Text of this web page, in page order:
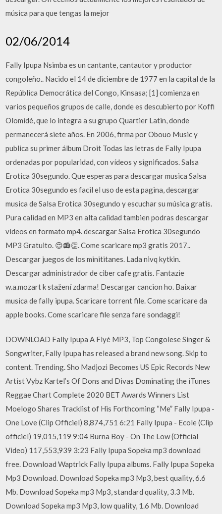
música para que tengas la mejor
02/06/2014
Fally Ipupa Nsimba es un cantante, cantautor y productor
congoleño.. Nacido el 14 de diciembre de 1977 en la capital de la
República Democrática del Congo, Kinsasa; [1] comienza en
varios pequeños grupos de calle, donde es descubierto por Koffi
Olomidé, que lo integra a su grupo Quartier Latin, donde
permanecerá siete años. En 2006, firma por Obouo Music y
publica su primer álbum Droit Todas las letras de Fally Ipupa
ordenadas por popularidad, con vídeos y significados. Salsa
Erotica 30segundo. Que esperas para descargar musica Salsa
Erotica 30segundo es facil el uso de esta pagina, descargar
musica de Salsa Erotica 30segundo y escuchar su música gratis.
Pura calidad en MP3 en alta calidad tambien podras descargar
videos en formato mp4. descargar Salsa Erotica 30segundo
MP3 Gratuito. 😍📻👏. Come scaricare mp3 gratis 2017..
Descargar juegos de los minititanes. Lada nivq kytkin.
Descargar administrador de ciber cafe gratis. Fantazie
w.a.mozart k stažení zdarma! Descargar cancion ho. Baixar
musica de fally ipupa. Scaricare torrent file. Come scaricare da
apple books. Come scaricare file senza fare sondaggi!
DOWNLOAD Fally Ipupa A Flyé MP3, Top Congolese Singer &
Songwriter, Fally Ipupa has released a brand new song. Skip to
content. Trending. Sho Madjozi Becomes US Epic Records New
Artist Vybz Kartel’s Of Dons and Divas Dominating the iTunes
Reggae Chart Complete 2020 BET Awards Winners List
Moelogo Shares Tracklist of His Forthcoming “Me” Fally Ipupa -
One Love (Clip Officiel) 8,874,751 6:21 Fally Ipupa - Ecole (Clip
officiel) 19,015,119 9:04 Burna Boy - On The Low (Official
Video) 117,553,939 3:23 Fally Ipupa Sopeka mp3 download
free. Download Waptrick Fally Ipupa albums. Fally Ipupa Sopeka
Mp3 Download. Download Sopeka mp3 Mp3, best quality, 6.6
Mb. Download Sopeka mp3 Mp3, standard quality, 3.3 Mb.
Download Sopeka mp3 Mp3, low quality, 1.6 Mb. Download